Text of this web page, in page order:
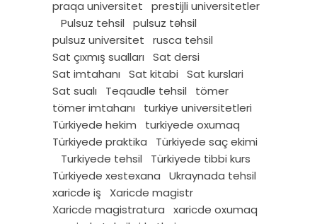
praqa universitet
prestijli universitetler
Pulsuz tehsil
pulsuz təhsil
pulsuz universitet
rusca tehsil
Sat çıxmış sualları
Sat dersi
Sat imtahanı
Sat kitabi
Sat kurslari
Sat sualı
Teqaudle tehsil
tömer
tömer imtahanı
turkiye universitetleri
Türkiyede hekim
turkiyede oxumaq
Türkiyede praktika
Türkiyede saç ekimi
Turkiyede tehsil
Türkiyede tibbi kurs
Türkiyede xestexana
Ukraynada tehsil
xaricde iş
Xaricde magistr
Xaricde magistratura
xaricde oxumaq